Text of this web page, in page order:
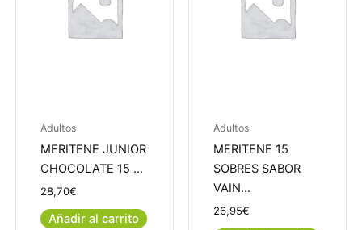
Adultos
MERITENE JUNIOR
CHOCOLATE 15 …
28,70€
Añadir al carrito
Adultos
MERITENE 15
SOBRES SABOR
VAIN…
26,95€